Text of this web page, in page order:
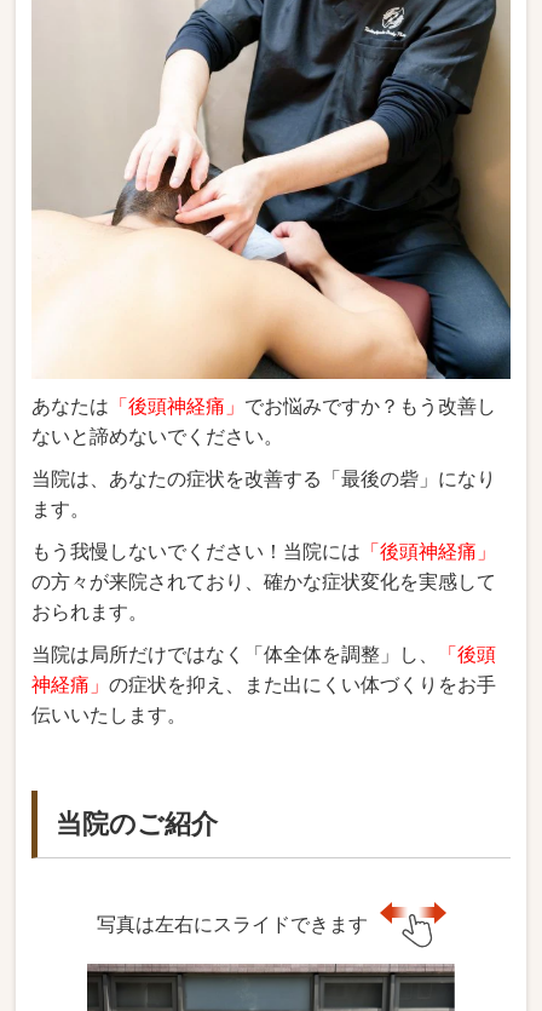
あなたは 「後頭神経痛」 でお悩みですか？もう改善し
ないと諦めないでください。
当院は、あなたの症状を改善する「最後の砦」になり
ます。
もう我慢しないでください！当院には 「後頭神経痛」
の方々が来院されており、確かな症状変化を実感して
おられます。
当院は局所だけではなく「体全体を調整」し、
「後頭
神経痛」の症状を抑え、また出にくい体づくりをお手
伝いいたします。
当院のご紹介
写真は左右にスライドできます